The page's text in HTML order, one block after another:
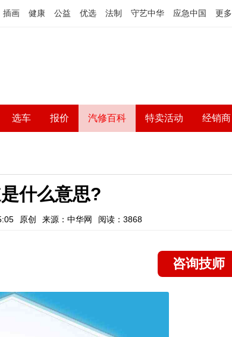
插画 健康 公益 优选 法制 守艺中华 应急中国 更多
选车 报价 汽修百科 特卖活动 经销商
什么意思?
原创 来源：中华网 阅读：3868
咨询技师